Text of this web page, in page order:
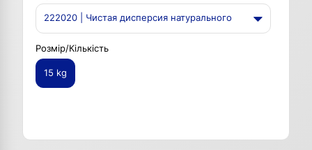
222020 | Чистая дисперсия натурального
латекса
Розмір/Кількість
15 kg